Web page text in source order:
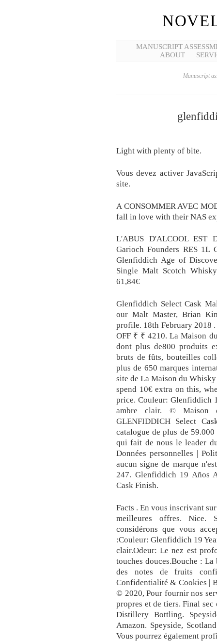
MANUSCRIPT
ABOUT
Manuscript
Light with plenty of bite.
Vous devez activer
site.
A CONSOMMER AVEC
fall in love with their NAS
L'ABUS D'ALCOOL EST
Garioch Founders RES 1L
Glenfiddich Age of
Single Malt Scotch
61,84€
Glenfiddich Select Cask
our Malt Master, Brian
profile. 18th February 2018
OFF ₹ ₹ 4210. La Maison
dont plus de800 produits
bruts de fûts, bouteilles
plus de 650 marques
site de La Maison du
spend 10€ extra on this,
price. Couleur: Glenfiddich
ambre clair. © Maison
GLENFIDDICH Select
catalogue de plus de
qui fait de nous le leader
Données personnelles |
aucun signe de marque
247. Glenfiddich 19 Años
Cask Finish.
Facts . En vous inscrivant
meilleures offres. Nice.
considérons que vous
:Couleur: Glenfiddich 19
clair.Odeur: Le nez est
touches douces.Bouche :
des notes de fruits
Confidentialité & Cookies |
© 2020, Pour fournir nos
propres et de tiers. Final
Distillery Bottling.
Amazon. Speyside,
Vous pourrez également